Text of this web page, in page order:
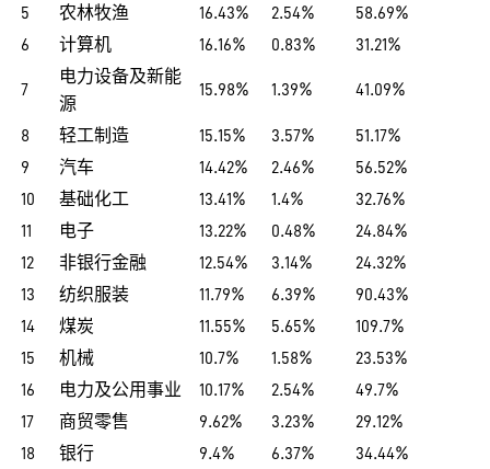
5
农林牧渔 16.43% 2.54%
58.69%
6
计算机 16.16% 0.83% 31.21%
7
电力设备及新能
源
15.98% 1.39% 41.09%
8 轻工制造 15.15% 3.57%
51.17%
9
汽车 14.42% 2.46%
56.52%
10
基础化工 13.41% 1.4%
32.76%
11
电子 13.22% 0.48%
24.84%
12
非银行金融 12.54% 3.14%
24.32%
13
纺织服装 11.79% 6.39%
90.43%
14
煤炭 11.55% 5.65%
109.7%
15
机械 10.7% 1.58%
23.53%
16
电力及公用事业 10.17% 2.54%
49.7%
17
商贸零售 9.62% 3.23%
29.12%
18
银行 9.4% 6.37%
34.44%